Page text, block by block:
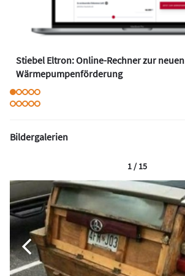
Stiebel Eltron: Online-Rechner zur neuen
Wärmepumpenförderung
Bildergalerien
1 / 15